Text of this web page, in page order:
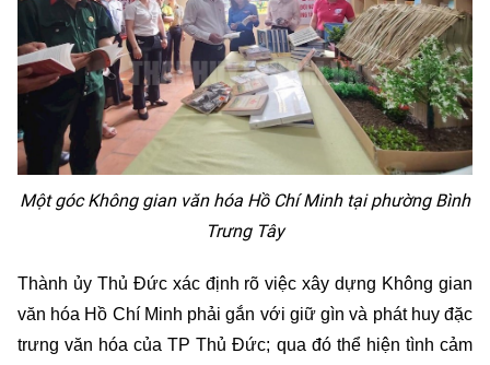
Một góc Không gian văn hóa Hồ Chí Minh tại phường Bình
Trưng Tây
Thành ủy Thủ Đức xác định rõ việc xây dựng Không gian
văn hóa Hồ Chí Minh phải gắn với giữ gìn và phát huy đặc
trưng văn hóa của TP Thủ Đức; qua đó thể hiện tình cảm